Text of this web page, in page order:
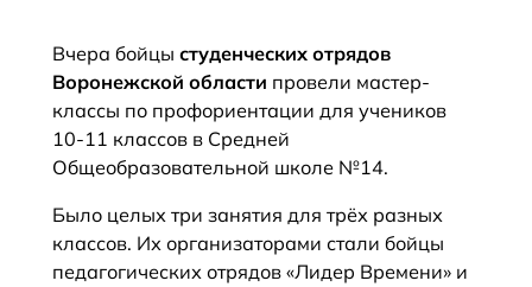
Вчера бойцыстуденческих отрядов
Воронежской области провели мастер-
классы по профориентации для учеников
10-11 классов в Средней
Общеобразовательной школе №14.
Было целых три занятия для трёх разных
классов. Их организаторами стали бойцы
педагогических отрядов «Лидер Времени» и